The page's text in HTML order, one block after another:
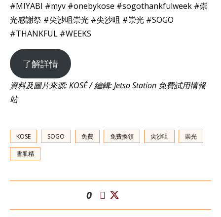
#MIYABI #myv #onebykose #sogothankfulweek #崇
光感謝祭 #尖沙咀崇光 #尖沙咀 #崇光 #SOGO
#THANKFUL #WEEKS
了解詳情
資料及圖片來源: KOSÉ / 編輯: Jetso Station 免費試用情報
站
KOSE SOGO 免費 免費換領 尖沙咀 崇光
雪肌精
0